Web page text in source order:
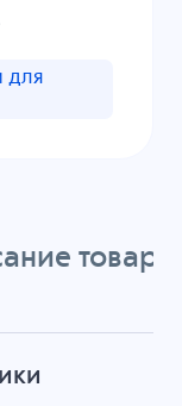
для
товара